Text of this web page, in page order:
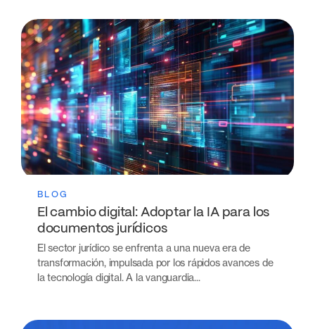
BLOG
El cambio digital: Adoptar la IA para los
documentos jurídicos
El sector jurídico se enfrenta a una nueva era de
transformación, impulsada por los rápidos avances de
la tecnología digital. A la vanguardia...